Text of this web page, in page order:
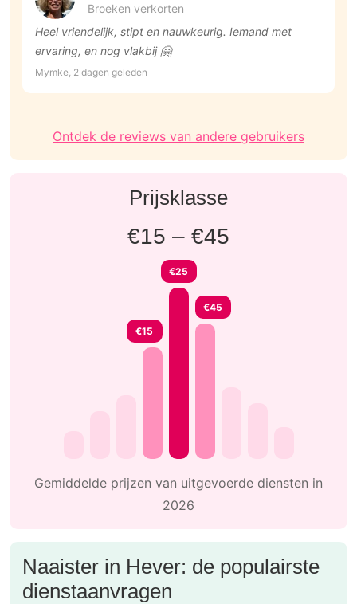
Broeken verkorten
Heel vriendelijk, stipt en nauwkeurig. Iemand met
ervaring, en nog vlakbij 🤗
Mymke, 2 dagen geleden
Ontdek de reviews van andere gebruikers
Prijsklasse
€15 – €45
€15
€25
€45
Gemiddelde prijzen van uitgevoerde diensten in
2026
Naaister in Hever: de populairste
dienstaanvragen